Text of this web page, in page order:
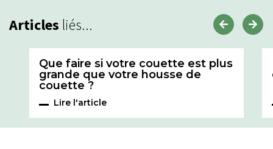
Articles liés...
Que faire si votre couette est plus
grande que votre housse de
couette ?
Lire l'article